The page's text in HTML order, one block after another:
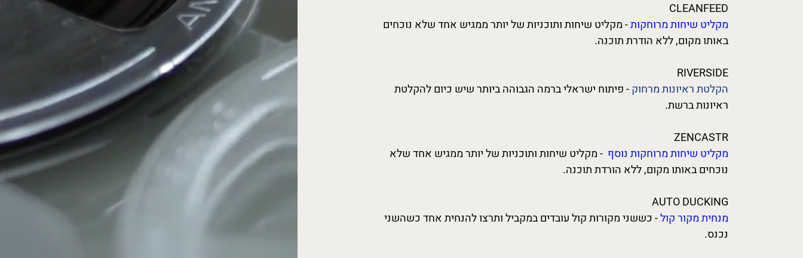
CLEANFEED
מקליט שיחות מרוחקות- מקליט שיחות ותוכניות של יותר ממגיש אחד שלא נוכחים
באותו מקום, ללא הודרת תוכנה.
RIVERSIDE
הקלטת ראיונות מרחוק- פיתוח ישראלי ברמה הגבוהה ביותר שיש כיום להקלטת
ראיונות ברשת.
ZENCASTR
מקליט שיחותמרוחקותנוסף - מקליט שיחות ותוכניות של יותר ממגיש אחד שלא
נוכחים באותו מקום, ללא הורדת תוכנה.
AUTO DUCKING
מנחית מקור קול- כששני מקורות קול עובדים במקביל ותרצו להנחית אחד כשהשני
נכנס.